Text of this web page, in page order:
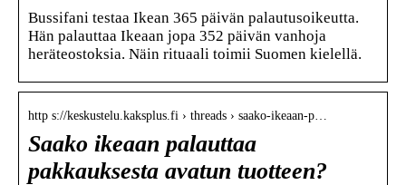
Bussifani testaa Ikean 365 päivän palautusoikeutta.
Hän palauttaa Ikeaan jopa 352 päivän vanhoja
heräteostoksia. Näin rituaali toimii Suomen kielellä.
http s://keskustelu.kaksplus.fi › threads › saako-ikeaan-p…
Saako ikeaan palauttaa
pakkauksesta avatun tuotteen?